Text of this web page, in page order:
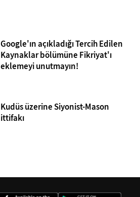
Google'ın açıkladığı Tercih Edilen
Kaynaklar bölümüne Fikriyat'ı
eklemeyi unutmayın!
Kudüs üzerine Siyonist-Mason
ittifakı